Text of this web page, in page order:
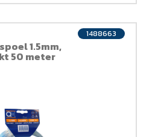
1.5mm,
50 meter
1488663